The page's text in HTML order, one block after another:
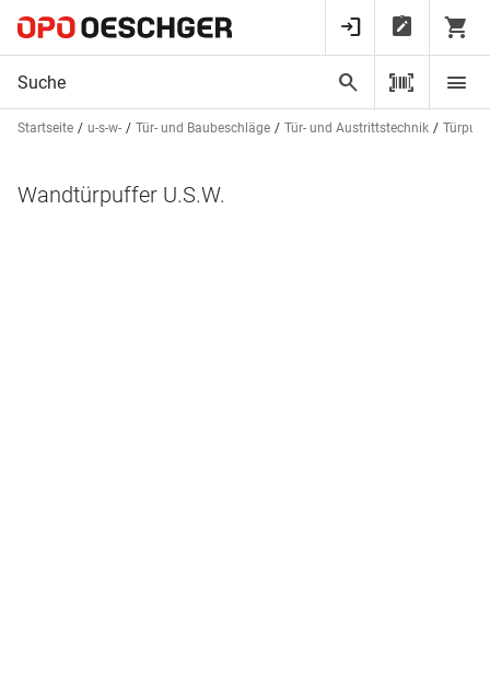
Startseite u-s-w- Tür- und Baubeschläge Tür- und Austrittstechnik
Wandtürpuffer U.S.W.